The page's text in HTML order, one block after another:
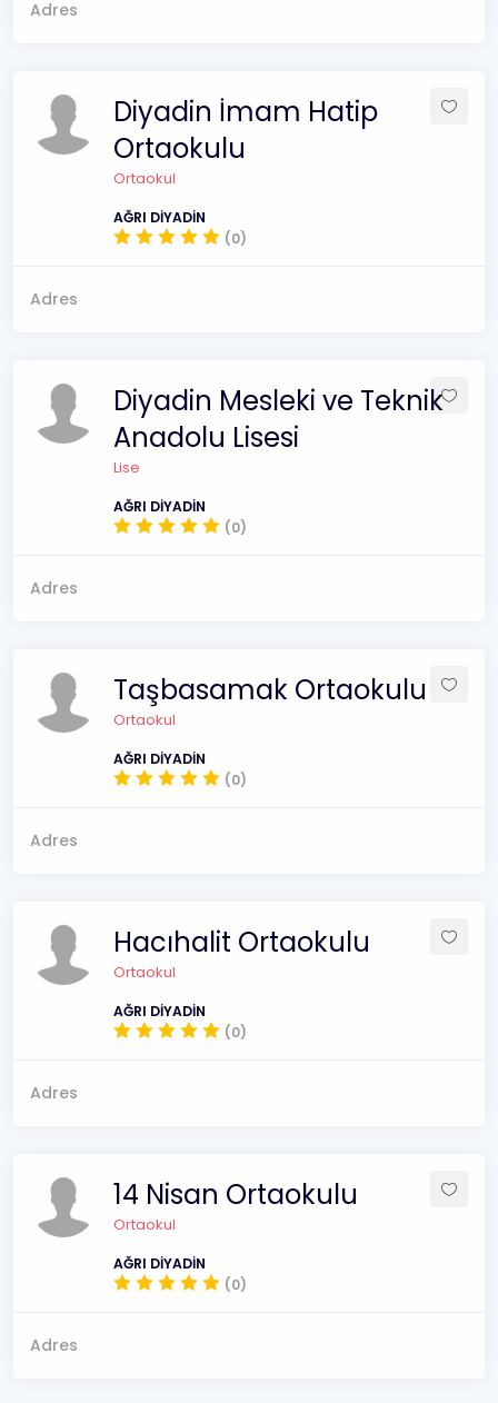
Adres
Diyadin İmam Hatip
Ortaokulu
Ortaokul
AĞRI DİYADİN
(0)
Adres
Diyadin Mesleki ve Teknik
Anadolu Lisesi
Lise
AĞRI DİYADİN
(0)
Adres
Taşbasamak Ortaokulu
Ortaokul
AĞRI DİYADİN
(0)
Adres
Hacıhalit Ortaokulu
Ortaokul
AĞRI DİYADİN
(0)
Adres
14 Nisan Ortaokulu
Ortaokul
AĞRI DİYADİN
(0)
Adres